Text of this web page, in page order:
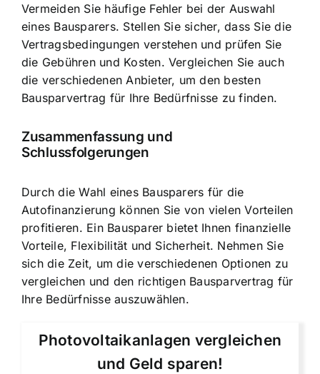
Vermeiden Sie häufige Fehler bei der Auswahl
eines Bausparers. Stellen Sie sicher, dass Sie die
Vertragsbedingungen verstehen und prüfen Sie
die Gebühren und Kosten. Vergleichen Sie auch
die verschiedenen Anbieter, um den besten
Bausparvertrag für Ihre Bedürfnisse zu finden.
Zusammenfassung und
Schlussfolgerungen
Durch die Wahl eines Bausparers für die
Autofinanzierung können Sie von vielen Vorteilen
profitieren. Ein Bausparer bietet Ihnen finanzielle
Vorteile, Flexibilität und Sicherheit. Nehmen Sie
sich die Zeit, um die verschiedenen Optionen zu
vergleichen und den richtigen Bausparvertrag für
Ihre Bedürfnisse auszuwählen.
Photovoltaikanlagen vergleichen
und Geld sparen!